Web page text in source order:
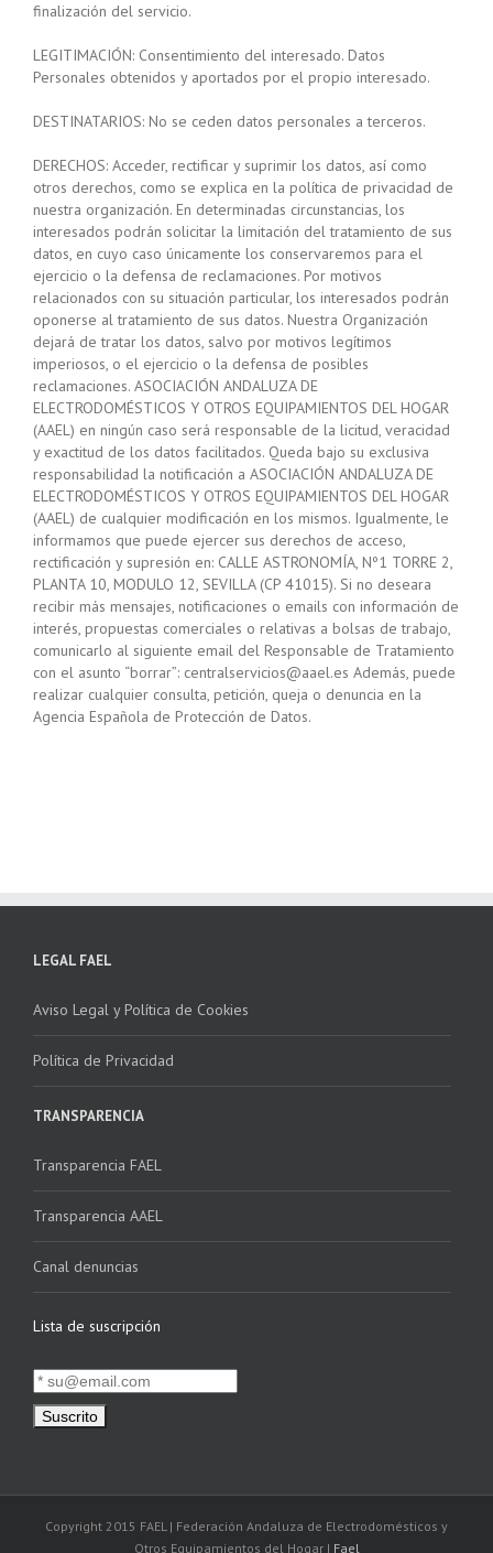
finalización del servicio.
LEGITIMACIÓN: Consentimiento del interesado. Datos
Personales obtenidos y aportados por el propio interesado.
DESTINATARIOS: No se ceden datos personales a terceros.
DERECHOS: Acceder, rectificar y suprimir los datos, así como
otros derechos, como se explica en la política de privacidad de
nuestra organización. En determinadas circunstancias, los
interesados podrán solicitar la limitación del tratamiento de sus
datos, en cuyo caso únicamente los conservaremos para el
ejercicio o la defensa de reclamaciones. Por motivos
relacionados con su situación particular, los interesados podrán
oponerse al tratamiento de sus datos. Nuestra Organización
dejará de tratar los datos, salvo por motivos legítimos
imperiosos, o el ejercicio o la defensa de posibles
reclamaciones. ASOCIACIÓN ANDALUZA DE
ELECTRODOMÉSTICOS Y OTROS EQUIPAMIENTOS DEL HOGAR
(AAEL) en ningún caso será responsable de la licitud, veracidad
y exactitud de los datos facilitados. Queda bajo su exclusiva
responsabilidad la notificación a ASOCIACIÓN ANDALUZA DE
ELECTRODOMÉSTICOS Y OTROS EQUIPAMIENTOS DEL HOGAR
(AAEL) de cualquier modificación en los mismos. Igualmente, le
informamos que puede ejercer sus derechos de acceso,
rectificación y supresión en: CALLE ASTRONOMÍA, Nº1 TORRE 2,
PLANTA 10, MODULO 12, SEVILLA (CP 41015). Si no deseara
recibir más mensajes, notificaciones o emails con información de
interés, propuestas comerciales o relativas a bolsas de trabajo,
comunicarlo al siguiente email del Responsable de Tratamiento
con el asunto “borrar”: centralservicios@aael.es Además, puede
realizar cualquier consulta, petición, queja o denuncia en la
Agencia Española de Protección de Datos.
LEGAL FAEL
Aviso Legal y Política de Cookies
Política de Privacidad
TRANSPARENCIA
Transparencia FAEL
Transparencia AAEL
Canal denuncias
Lista de suscripción
Copyright 2015 FAEL | Federación Andaluza de Electrodomésticos y
Otros Equipamientos del Hogar | Fael